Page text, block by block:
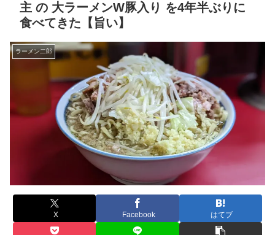
主 の 大ラーメンW豚入り を4年半ぶりに
食べてきた【旨い】
ラーメン二郎
X Facebook はてブ